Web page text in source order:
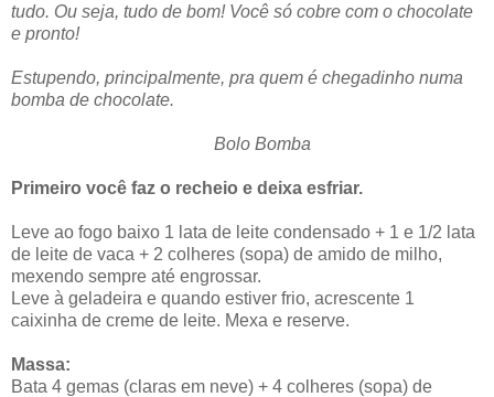
tudo. Ou seja, tudo de bom! Você só cobre com o chocolate
e pronto!
Estupendo, principalmente, pra quem é chegadinho numa
bomba de chocolate.
Bolo Bomba
Primeiro você faz o recheio e deixa esfriar.
Leve ao fogo baixo 1 lata de leite condensado + 1 e 1/2 lata
de leite de vaca + 2 colheres (sopa) de amido de milho,
mexendo sempre até engrossar.
Leve à geladeira e quando estiver frio, acrescente 1
caixinha de creme de leite. Mexa e reserve.
Massa:
Bata 4 gemas (claras em neve) + 4 colheres (sopa) de